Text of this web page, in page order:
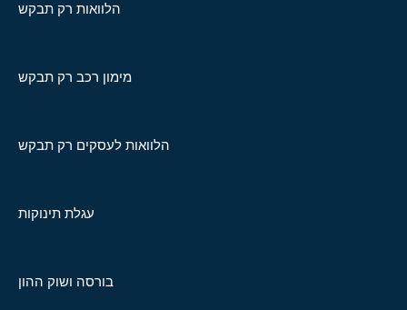
הלוואות רק תבקש
מימון רכב רק תבקש
הלוואות לעסקים רק תבקש
עגלת תינוקות
בורסה ושוק ההון